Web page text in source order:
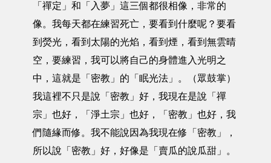
「禪定」和「入夢」這三個都很相像，非常的
像。我每天都在練習死亡，要看到什麼呢？要看
到熒光，看到太陽的光焰，看到煙，看到無雲晴
空，要練習，我可以將自己的身體進入光明之
中，這就是「密教」的「眠光法」。（眾鼓掌）
我這裡不只是說「密教」好，我現在是說「禪
宗」也好，「淨土宗」也好，「密教」也好，我
們隨緣而修。我不能說因為我現在修「密教」，
所以說「密教」好，好像是「賣瓜的說瓜甜」。